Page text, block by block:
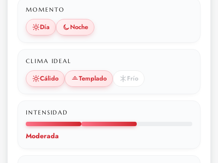
MOMENTO
Día Noche
CLIMA IDEAL
Cálido Templado Frío
INTENSIDAD
Moderada